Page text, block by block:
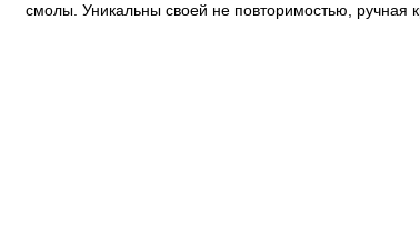
смолы. Уникальны своей не повторимостью, ручная